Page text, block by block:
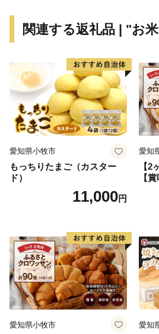
関連する返礼品 | "お
愛知県小牧市
もっちりたまご（カスター
ド）
11,000円
愛知
【2
【
ン
ッ
愛知県小牧市 愛知